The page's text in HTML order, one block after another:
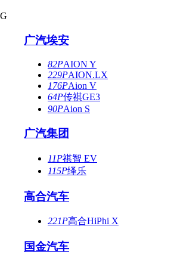
G
广汽埃安
82PAION Y
229PAION.LX
176PAion V
64P传祺GE3
90PAion S
广汽集团
11P祺智 EV
115P绎乐
高合汽车
221P高合HiPhi X
国金汽车